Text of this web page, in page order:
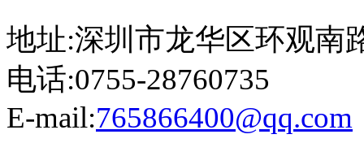
地址:深圳市龙华区环观南
电话:0755-28760735
E-mail:765866400@qq.com